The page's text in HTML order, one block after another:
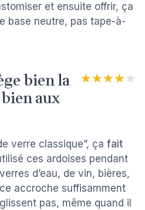
et ensuite offrir, ça
base neutre, pas tape-à-
bien la
aux
★★★★★
★★★★★
verre classique”, ça fait
ces ardoises pendant
d’eau, de vin, bières,
accroche suffisamment
pas, même quand il